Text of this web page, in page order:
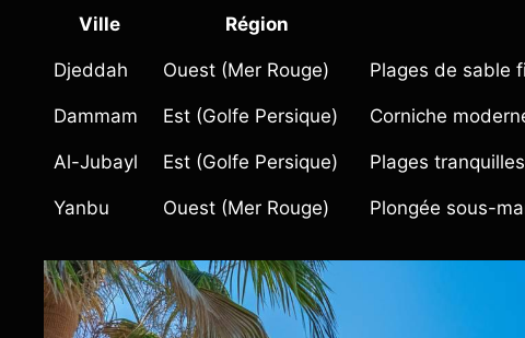
Ville Région
Djeddah Ouest (Mer Rouge) Plages de sable
Dammam Est (Golfe Persique) Corniche
Al-Jubayl Est (Golfe Persique) Plages
Yanbu Ouest (Mer Rouge) Plongée sous-